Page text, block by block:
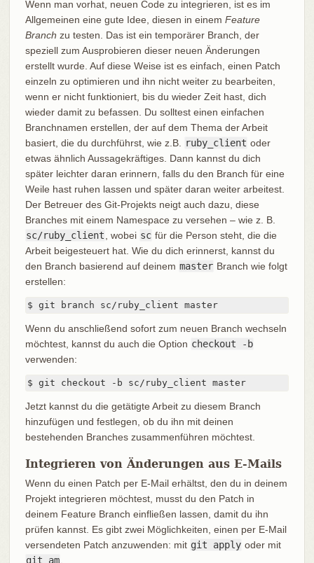
Wenn man vorhat, neuen Code zu integrieren, ist es im
Allgemeinen eine gute Idee, diesen in einem Feature
Branch zu testen. Das ist ein temporärer Branch, der
speziell zum Ausprobieren dieser neuen Änderungen
erstellt wurde. Auf diese Weise ist es einfach, einen Patch
einzeln zu optimieren und ihn nicht weiter zu bearbeiten,
wenn er nicht funktioniert, bis du wieder Zeit hast, dich
wieder damit zu befassen. Du solltest einen einfachen
Branchnamen erstellen, der auf dem Thema der Arbeit
basiert, die du durchführst, wie z.B.
ruby_client oder
etwas ähnlich Aussagekräftiges. Dann kannst du dich
später leichter daran erinnern, falls du den Branch für eine
Weile hast ruhen lassen und später daran weiter arbeitest.
Der Betreuer des Git-Projekts neigt auch dazu, diese
Branches mit einem Namespace zu versehen – wie z. B.
sc/ruby_client
, wobei sc für die Person steht, die die
Arbeit beigesteuert hat. Wie du dich erinnerst, kannst du
den Branch basierend auf deinem master Branch wie folgt
erstellen:
$ git branch sc/ruby_client master
Wenn du anschließend sofort zum neuen Branch wechseln
möchtest, kannst du auch die Option checkout -b
verwenden:
$ git checkout -b sc/ruby_client master
Jetzt kannst du die getätigte Arbeit zu diesem Branch
hinzufügen und festlegen, ob du ihn mit deinen
bestehenden Branches zusammenführen möchtest.
Integrieren von Änderungen aus E-Mails
Wenn du einen Patch per E-Mail erhältst, den du in deinem
Projekt integrieren möchtest, musst du den Patch in
deinem Feature Branch einfließen lassen, damit du ihn
prüfen kannst. Es gibt zwei Möglichkeiten, einen per E-Mail
versendeten Patch anzuwenden: mit git apply oder mit
git am